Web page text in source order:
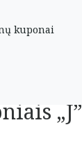
kuponai
„J”